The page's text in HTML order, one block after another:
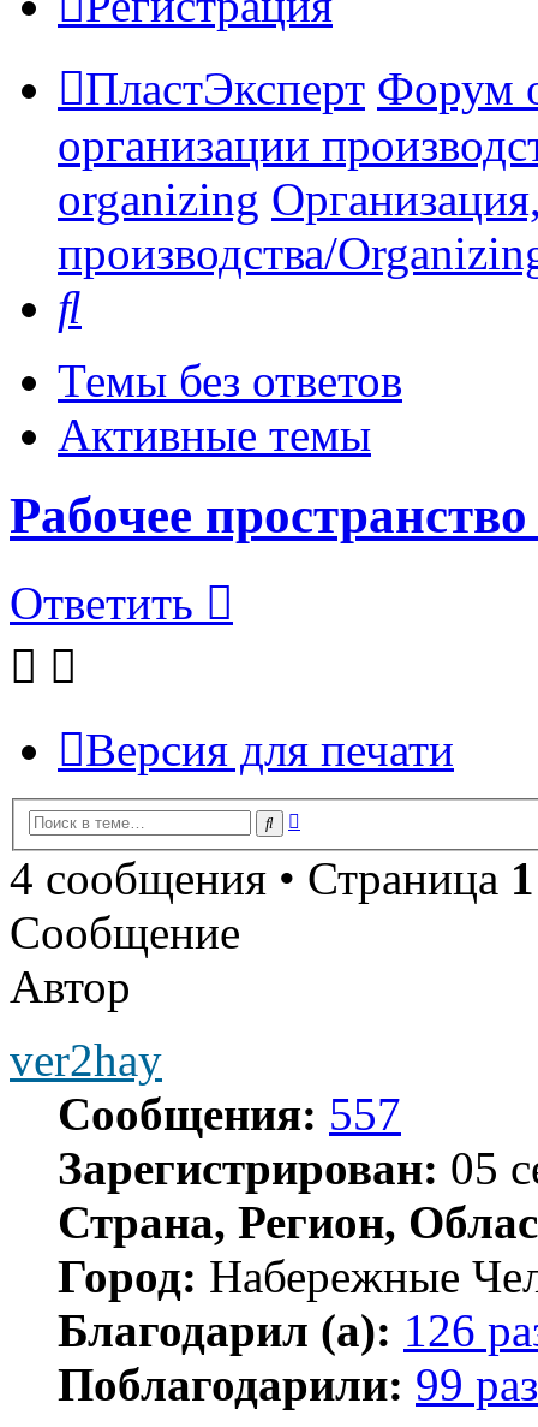
ПластЭксперт Форум
организации
organizing
производства/
Темы без ответов
Активные темы
Рабочее
Ответить
Версия для печати
Поиск
4 сообщения • Страница 1
Сообщение
Автор
ver2hay
Сообщения: 557
Зарегистрирован: 05
Страна, Регион,
Город: Набережные
Благодарил (а): 126
Поблагодарили: 99 раз